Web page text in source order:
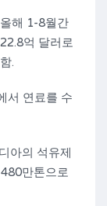
해 1-8월간
억 달러로
.
서 연료를 수
아의 석유제
만톤으로